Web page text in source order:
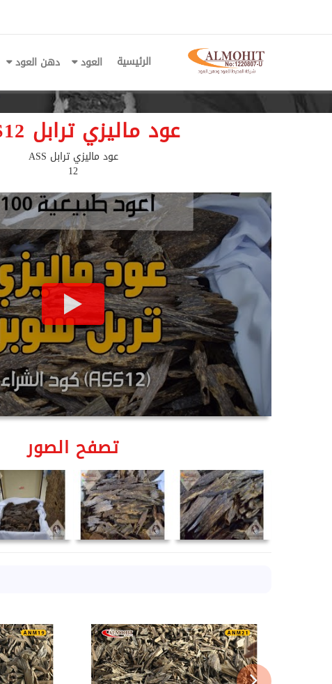
الرئيسية العود دهن العود
عود ماليزي ترابل ASS12
عود ماليزي ترابل ASS
12
تصفح الصور